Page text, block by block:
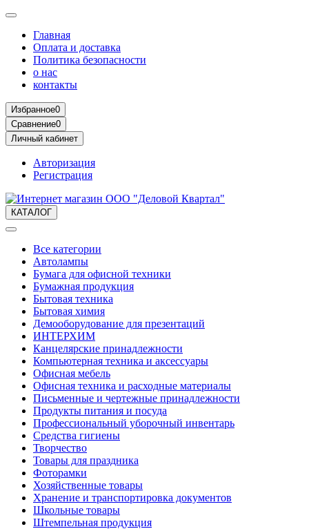
Главная
Оплата и доставка
Политика безопасности
о нас
контакты
Избранное0
Сравнение0
Личный кабинет
Авторизация
Регистрация
КАТАЛОГ
Все категории
Автолампы
Бумага для офисной техники
Бумажная продукция
Бытовая техника
Бытовая химия
Демооборудование для презентаций
ИНТЕРХИМ
Канцелярские принадлежности
Компьютерная техника и аксессуары
Офисная мебель
Офисная техника и расходные материалы
Письменные и чертежные принадлежности
Продукты питания и посуда
Профессиональный уборочный инвентарь
Средства гигиены
Творчество
Товары для праздника
Фоторамки
Хозяйственные товары
Хранение и транспортировка документов
Школьные товары
Штемпельная продукция